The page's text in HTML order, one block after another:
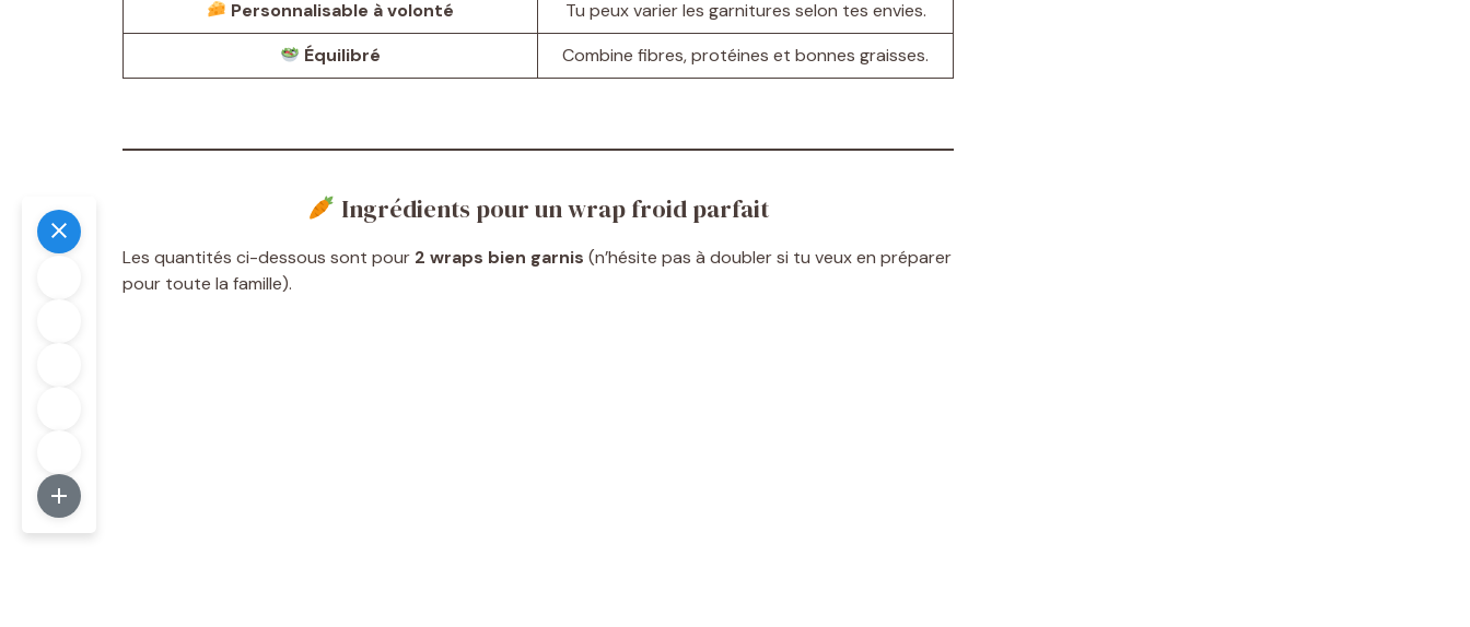
Personnalisable à volonté
Tu peux varier les garnitures selon tes envies.
Équilibré
Combine fibres, protéines et bonnes graisses.
Ingrédients pour un wrap froid parfait
Les quantités ci-dessous sont pour 2 wraps bien garnis (n’hésite pas à doubler si tu veux en préparer
pour toute la famille).